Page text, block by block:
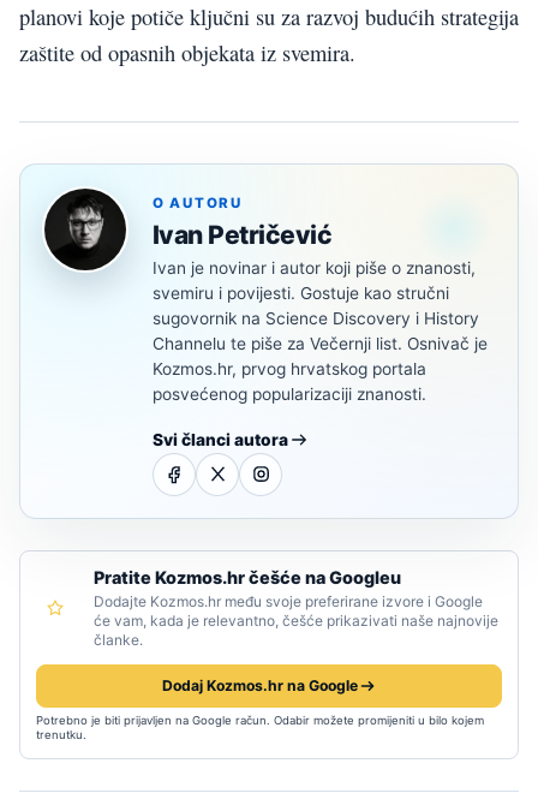
planovi koje potiče ključni su za razvoj budućih strategija
zaštite od opasnih objekata iz svemira.
O AUTORU
Ivan Petričević
Ivan je novinar i autor koji piše o znanosti,
svemiru i povijesti. Gostuje kao stručni
sugovornik na Science Discovery i History
Channelu te piše za Večernji list. Osnivač je
Kozmos.hr, prvog hrvatskog portala
posvećenog popularizaciji znanosti.
Svi članci autora
Pratite Kozmos.hr češće na Googleu
Dodajte Kozmos.hr među svoje preferirane izvore i Google
će vam, kada je relevantno, češće prikazivati naše najnovije
članke.
Dodaj Kozmos.hr na Google
Potrebno je biti prijavljen na Google račun. Odabir možete promijeniti u bilo kojem
trenutku.